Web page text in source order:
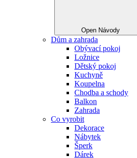
Open Návody
Dům a zahrada
Obývací pokoj
Ložnice
Dětský pokoj
Kuchyně
Koupelna
Chodba a schody
Balkon
Zahrada
Co vyrobit
Dekorace
Nábytek
Šperk
Dárek